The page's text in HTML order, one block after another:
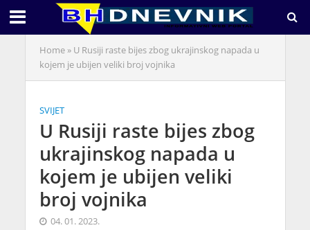
Home» U Rusiji raste bijes zbog ukrajinskog napada u
kojem je ubijen veliki broj vojnika
SVIJET
U Rusiji raste bijes zbog
ukrajinskog napada u
kojem je ubijen veliki
broj vojnika
04. 01. 2023.